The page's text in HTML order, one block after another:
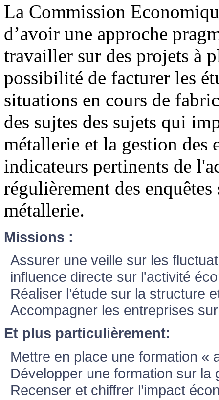
La Commission
d’avoir une approche
travailler sur des projets à
possibilité de facturer les
situations en cours de
des sujtes des sujets qui
métallerie et la gestion des
indicateurs pertinents de
régulièrement des
métallerie.
Missions :
Assurer une veille sur les
influence directe sur l'activité
Réaliser l’étude sur la structure
Accompagner les entreprises
Et plus particulièrement:
Mettre en place une formation «
Développer une formation sur
Recenser et chiffrer l’impact